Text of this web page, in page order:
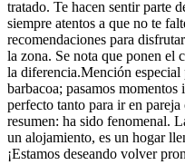
tratado. Te hacen sentir parte
siempre atentos a que no te
recomendaciones para
la zona. Se nota que ponen el
la diferencia. ​Mención
barbacoa; pasamos
perfecto tanto para ir en
resumen: ha sido fenomenal.
un alojamiento, es un hogar
¡Estamos deseando volver